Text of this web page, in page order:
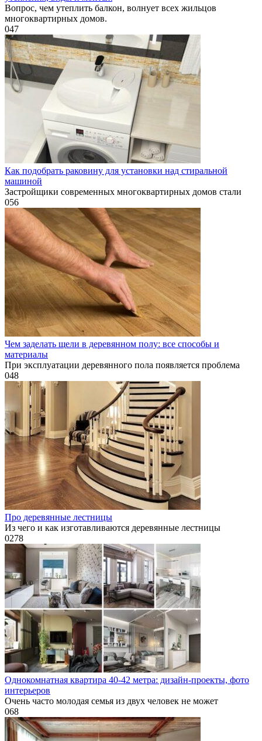
Вопрос, чем утеплить балкон, волнует всех жильцов
многоквартирных домов.
047
Как подобрать раковину для установки над стиральной
машиной
Застройщики современных многоквартирных домов стали
056
Чем заделать щели в деревянном полу: все способы и
материалы
При эксплуатации деревянного пола появляется проблема
048
Про деревянные лестницы
Из чего и как изготавливаются деревянные лестницы
0278
Однокомнатная квартира 40-42 метра: дизайн-проекты, фото
интерьеров
Очень часто молодая семья из двух человек не может
068